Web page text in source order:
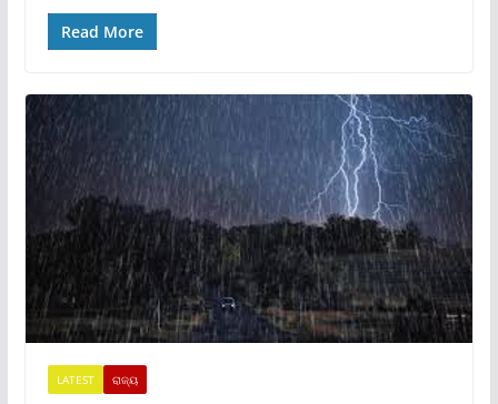
Read More
LATEST ରାଜ୍ୟ